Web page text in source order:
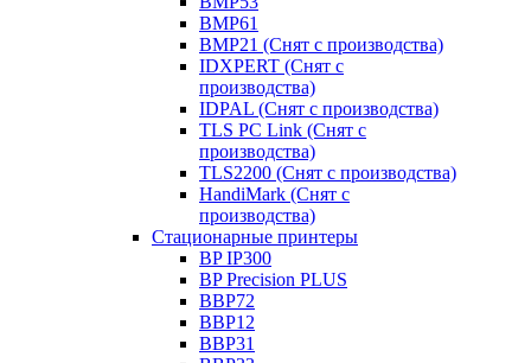
BMP61
BMP21 (Снят с производства)
IDXPERT (Снят с
производства)
IDPAL (Снят с производства)
TLS PC Link (Снят с
производства)
TLS2200 (Снят с производства)
HandiMark (Снят с
производства)
Стационарные принтеры
BP IP300
BP Precision PLUS
BBP72
BBP12
BBP31